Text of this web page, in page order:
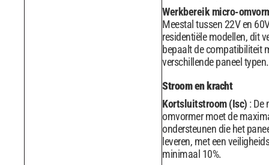
Werkbereik micro-
Meestal tussen 22V en
residentiële modellen, dit
bepaalt de compatibiliteit
verschillende paneel typen.
Stroom en kracht
Kortsluitstroom (Isc) : De
omvormer moet de
ondersteunen die het
leveren, met een
minimaal 10%.